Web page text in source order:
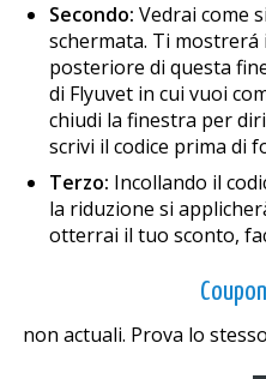
Secondo: Vedrai come
schermata. Ti mostrerá
posteriore di questa
di Flyuvet in cui vuoi
chiudi la finestra per
scrivi il codice prima di
Terzo: Incollando il
la riduzione si
otterrai il tuo sconto,
non actuali. Prova lo